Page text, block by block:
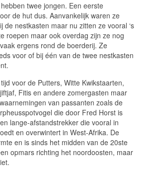
twee jongen. Een eerste
de hut dus. Aanvankelijk waren ze
de nestkasten maar nu zitten ze vooral ‘s
roepen maar ook overdag zijn ze nog
ergens rond de boerderij. Ze
voor of bij één van de twee nestkasten
voor de Putters, Witte Kwikstaarten,
Fitis en andere zomergasten maar
van passanten zoals de
die door Fred Horst is
lange-afstandstrekker die vooral in
en overwintert in West-Afrika. De
en is sinds het midden van de 20ste
opmars richting het noordoosten, maar